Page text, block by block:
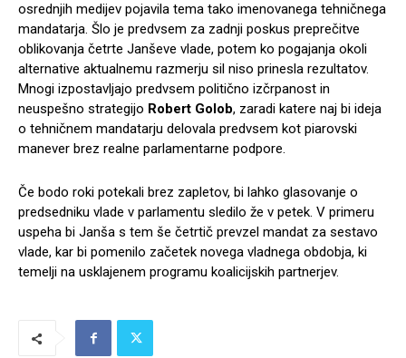
osrednjih medijev pojavila tema tako imenovanega tehničnega
mandatarja. Šlo je predvsem za zadnji poskus preprečitve
oblikovanja četrte Janševe vlade, potem ko pogajanja okoli
alternative aktualnemu razmerju sil niso prinesla rezultatov.
Mnogi izpostavljajo predvsem politično izčrpanost in
neuspešno strategijo Robert Golob, zaradi katere naj bi ideja
o tehničnem mandatarju delovala predvsem kot piarovski
manever brez realne parlamentarne podpore.
Če bodo roki potekali brez zapletov, bi lahko glasovanje o
predsedniku vlade v parlamentu sledilo že v petek. V primeru
uspeha bi Janša s tem še četrtič prevzel mandat za sestavo
vlade, kar bi pomenilo začetek novega vladnega obdobja, ki
temelji na usklajenem programu koalicijskih partnerjev.